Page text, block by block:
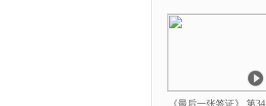
《最后一张签证》 第34